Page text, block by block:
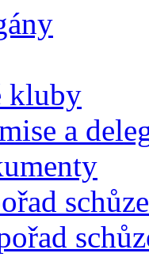
kluby
a
schůze